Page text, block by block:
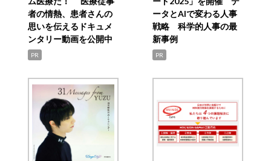
者の情熱、患者さんの
思いを伝えるドキュメ
ンタリー動画を公開中
PR
ータとAIで変わる人事
戦略 科学的人事の最
新事例
PR